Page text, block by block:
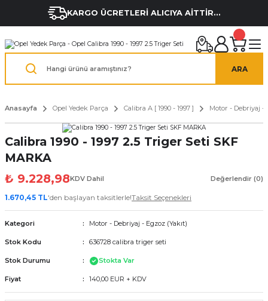
KARGO ÜCRETLERİ ALICIYA AİTTİR...
ARA
Anasayfa Opel Yedek Parça Calibra A [ 1990 - 1997 ] Motor - Debriyaj -
Calibra 1990 - 1997 2.5 Triger Seti SKF
MARKA
₺ 9.228,98KDV Dahil Değerlendir (0)
1.670,45 TL'den başlayan taksitlerle!Taksit Seçenekleri
Kategori Motor - Debriyaj - Egzoz (Yakıt)
Stok Kodu 636728 calibra triger seti
Stok Durumu Stokta Var
Fiyat 140,00 EUR + KDV